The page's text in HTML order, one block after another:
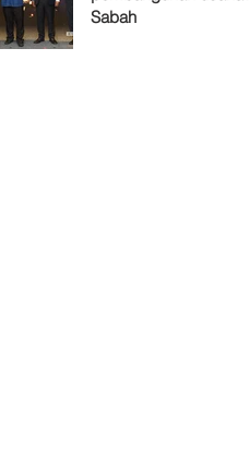
Sabah